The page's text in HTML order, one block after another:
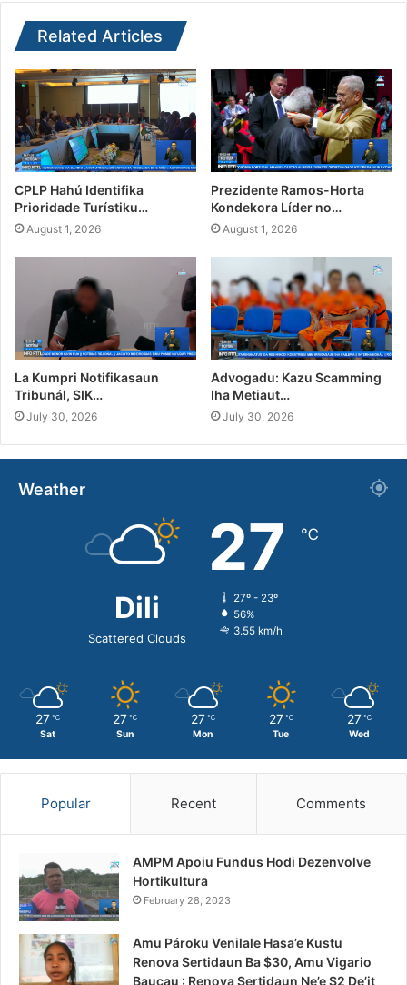
Related Articles
CPLP Hahú Identifika
Prioridade Turístiku…
August 1, 2026
Prezidente Ramos-Horta
Kondekora Líder no…
August 1, 2026
La Kumpri Notifikasaun
Tribunál, SIK…
July 30, 2026
Advogadu: Kazu Scamming
Iha Metiaut…
July 30, 2026
Weather
Dili
Scattered Clouds
27 ℃
27º - 23º
56%
3.55 km/h
27 ℃
Sat
27 ℃
Sun
27 ℃
Mon
27 ℃
Tue
27 ℃
Wed
Popular Recent Comments
AMPM Apoiu Fundus Hodi Dezenvolve
Hortikultura
February 28, 2023
Amu Pároku Venilale Hasa’e Kustu
Renova Sertidaun Ba $30, Amu Vigario
Baucau : Renova Sertidaun Ne’e $2 De’it